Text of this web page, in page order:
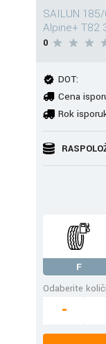
SAILUN
Alpine+ T82
0
DOT:
Cena
Rok
F
Odaberite
-